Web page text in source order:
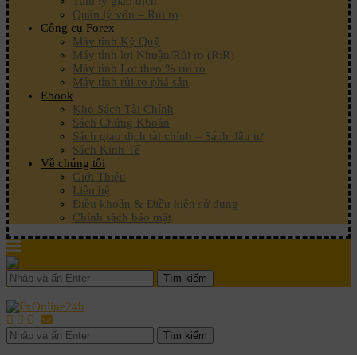
Quản lý vốn – Rủi ro
Công cụ Forex
Máy tính Ký Quỹ
Máy tính lợi Nhuận/Rủi ro (R:R)
Máy tính Lot theo % rủi ro
Máy tính rủi ro phá sản
Ebook
Kho Sách Tài Chính
Sách Chứng Khoán
Sách giao dịch tài chính – Sách đầu tư
Sách Kinh Tế
Về chúng tôi
Giới Thiệu
Liên hệ
Điều khoản & Điều kiện sử dụng
Chính sách bảo mật
Tìm kiếm
Tìm kiếm